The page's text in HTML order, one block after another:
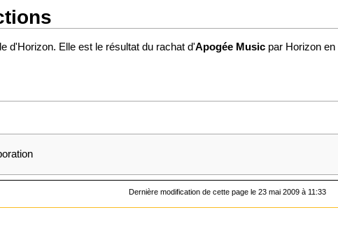
d'Horizon. Elle est le résultat du rachat d'Apogée Music par Horizon en
Dernière modification de cette page le 23 mai 2009 à 11:33